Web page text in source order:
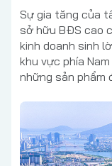
Sự gia tăng của
sở hữu BĐS cao
kinh doanh sinh
khu vực phía
những sản phẩm